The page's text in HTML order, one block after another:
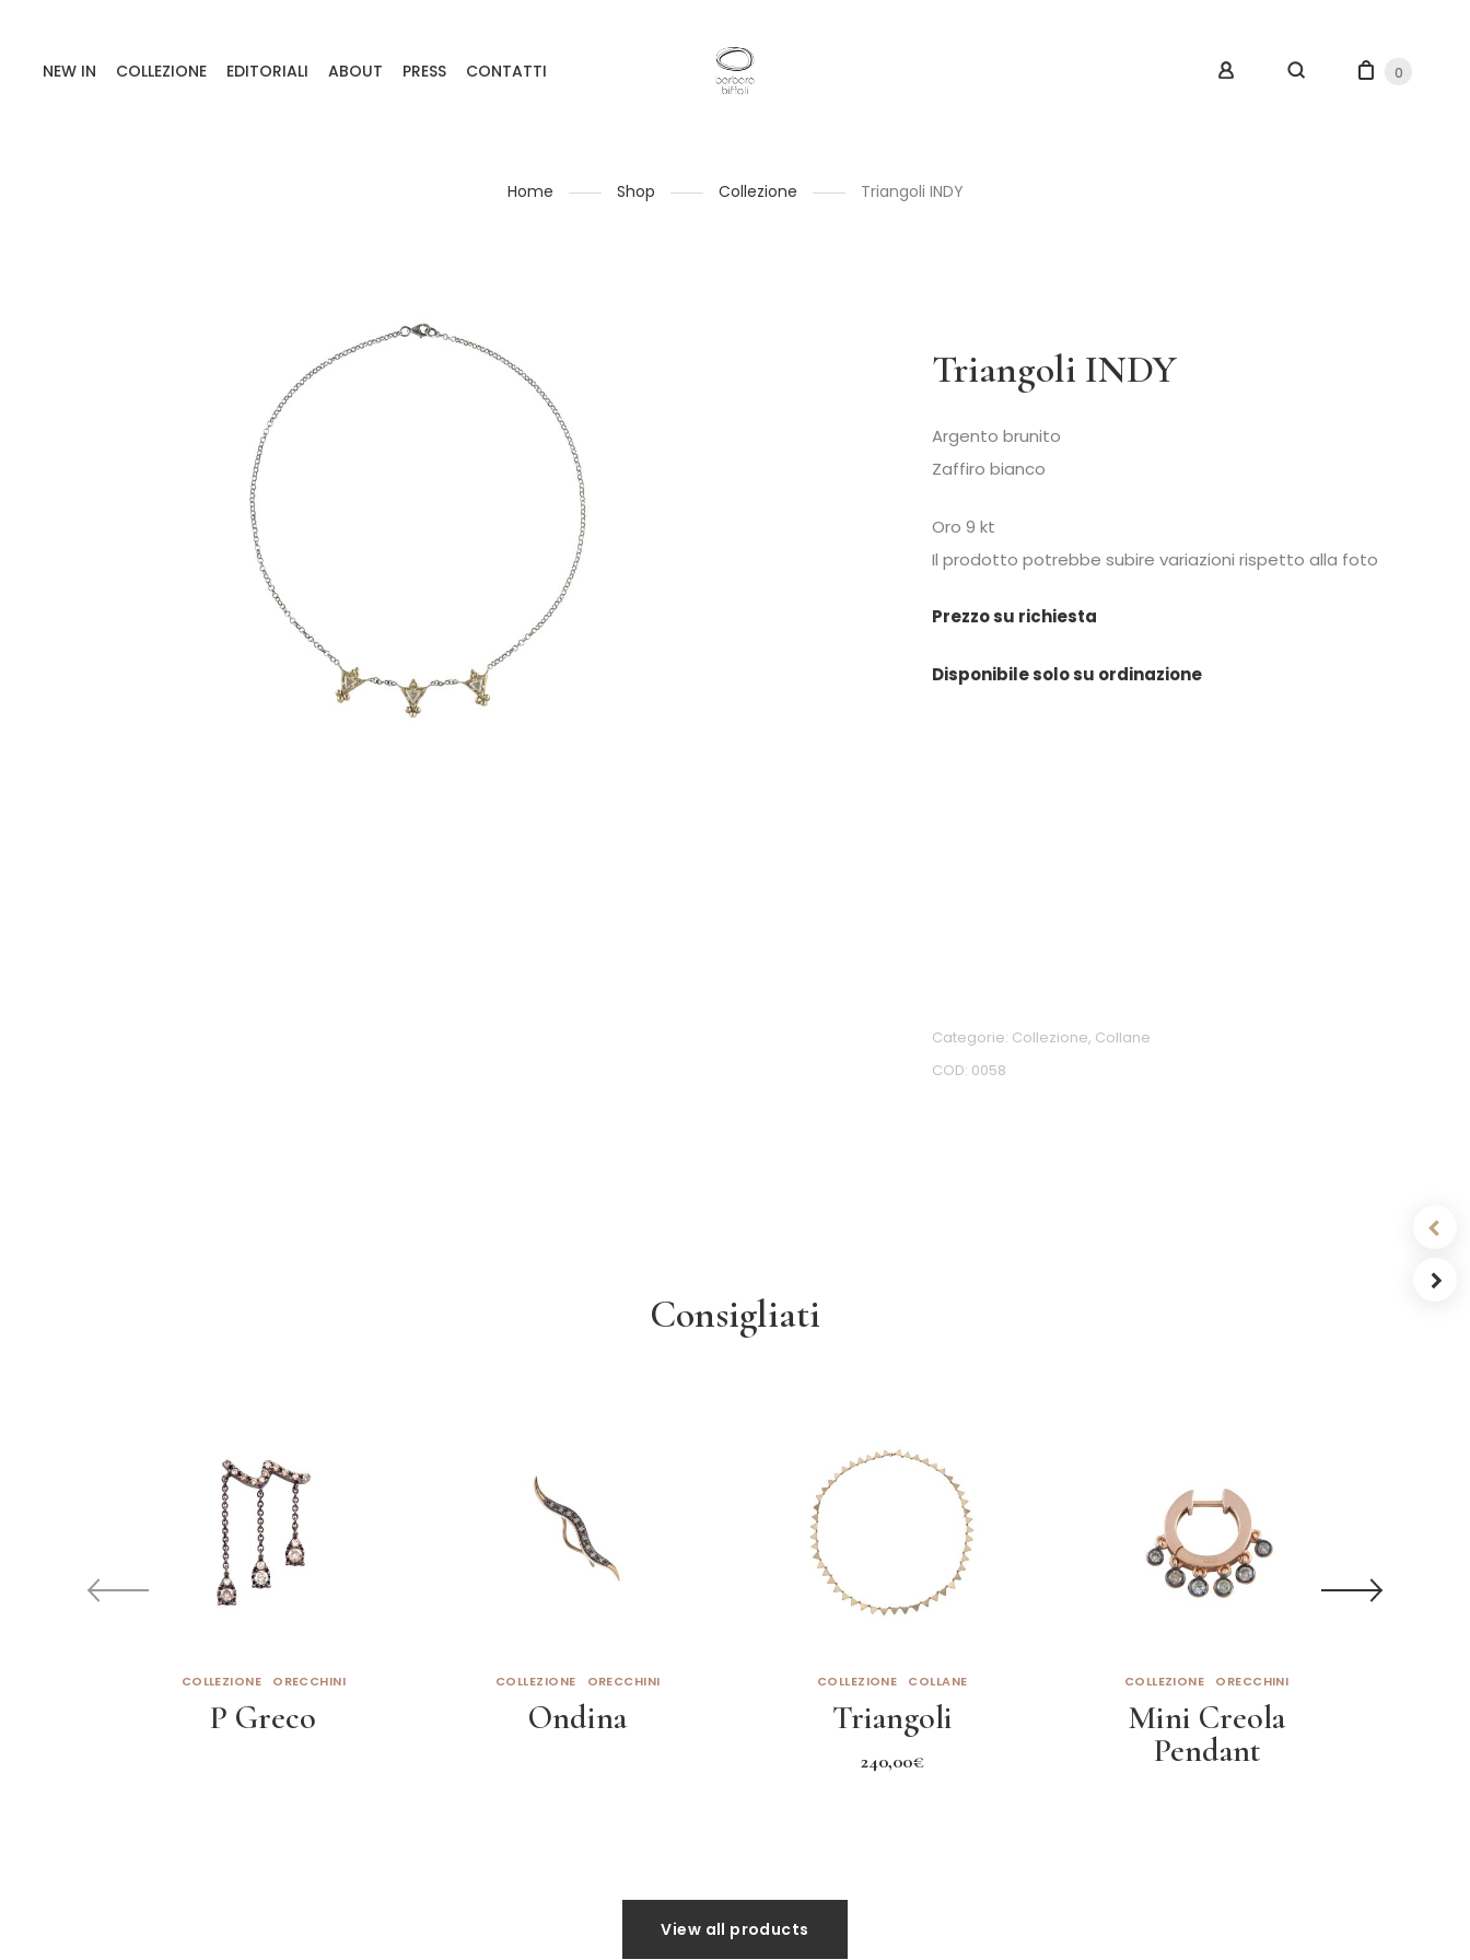
NEW IN COLLEZIONE EDITORIALI ABOUT PRESS CONTATTI 0
Home Shop Collezione Triangoli INDY
Triangoli INDY
Argento brunito
Zaffiro bianco
Oro 9 kt
Il prodotto potrebbe subire variazioni rispetto alla foto
Prezzo su richiesta
Disponibile solo su ordinazione
COD: 0058
Categorie: Collezione, Collane
Consigliati
COLLEZIONE ORECCHINI
P Greco
COLLEZIONE ORECCHINI
Ondina
COLLEZIONE COLLANE
Triangoli
240,00€
COLLEZIONE ORECCHINI
Mini Creola
Pendant
View all products